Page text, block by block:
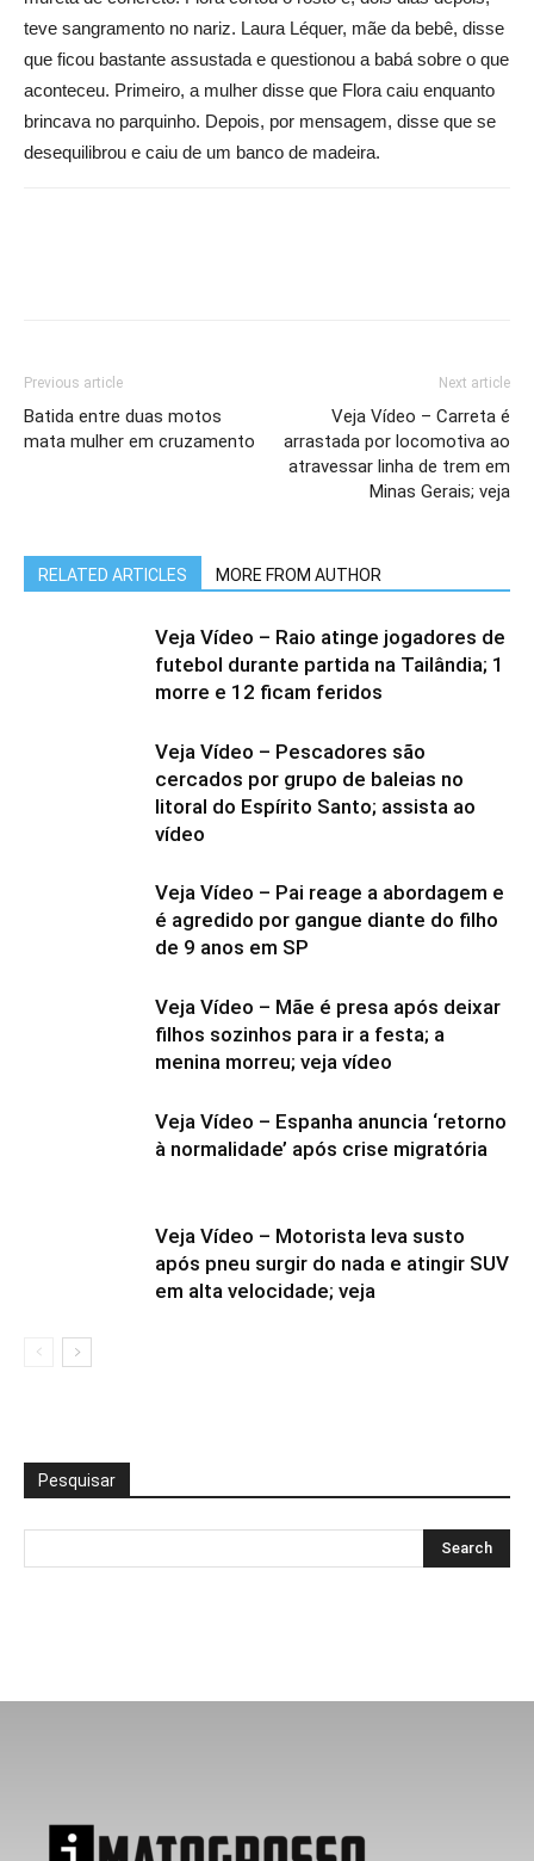
teve sangramento no nariz. Laura Léquer, mãe da bebê, disse
que ficou bastante assustada e questionou a babá sobre o que
aconteceu. Primeiro, a mulher disse que Flora caiu enquanto
brincava no parquinho. Depois, por mensagem, disse que se
desequilibrou e caiu de um banco de madeira.
Previous article
Batida entre duas motos
mata mulher em cruzamento
Next article
Veja Vídeo – Carreta é
arrastada por locomotiva ao
atravessar linha de trem em
Minas Gerais; veja
RELATED ARTICLES MORE FROM AUTHOR
Veja Vídeo – Raio atinge jogadores de
futebol durante partida na Tailândia; 1
morre e 12 ficam feridos
Veja Vídeo – Pescadores são
cercados por grupo de baleias no
litoral do Espírito Santo; assista ao
vídeo
Veja Vídeo – Pai reage a abordagem e
é agredido por gangue diante do filho
de 9 anos em SP
Veja Vídeo – Mãe é presa após deixar
filhos sozinhos para ir a festa; a
menina morreu; veja vídeo
Veja Vídeo – Espanha anuncia ‘retorno
à normalidade’ após crise migratória
Veja Vídeo – Motorista leva susto
após pneu surgir do nada e atingir SUV
em alta velocidade; veja
Pesquisar